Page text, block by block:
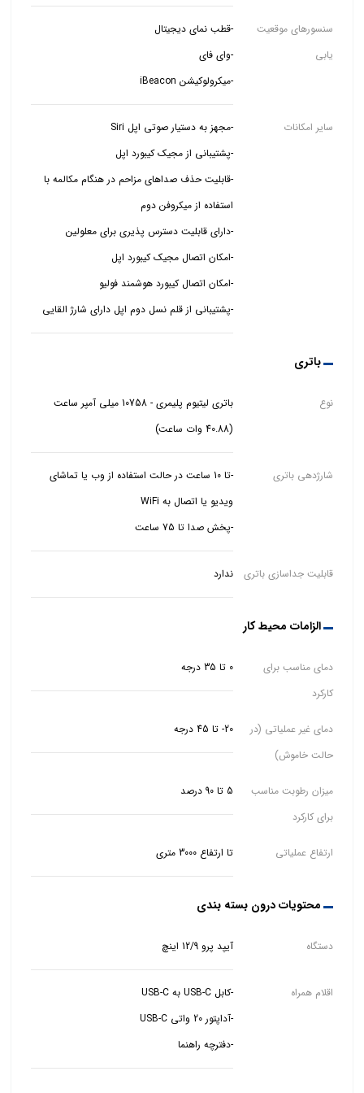
سنسورهای موقعیت
یابی
-وای فای
-میکرولوکیشن iBeacon
سایر امکانات
-قابلیت حذف صداهای مزاحم در هنگام مکالمه با
استفاده از میکروفن دوم
-دارای قابلیت دسترس پذیری برای معلولین
-پشتیبانی از قلم نسل دوم اپل دارای شارژ القایی
باتری
نوع
باتری لیتیوم پلیمری - 10758 میلی آمپر ساعت
(40.88 وات ساعت)
شارژدهی باتری
-تا 10 ساعت در حالت استفاده از وب یا تماشای
ویدیو یا اتصال به WiFi
-پخش صدا تا 75 ساعت
قابلیت جداسازی باتری ندارد
الزامات محیط کار
دمای مناسب برای
کارکرد
0 تا 35 درجه
دمای غیر عملیاتی (در
حالت خاموش)
20- تا 45 درجه
میزان رطوبت مناسب
برای کارکرد
5 تا 90 درصد
ارتفاع عملیاتی تا ارتفاع 3000 متری
محتویات درون بسته بندی
دستگاه آیپد پرو 12/9 اینچ
اقلام همراه
-کابل USB-C به USB-C
-آداپتور 20 واتی USB-C
-دفترچه راهنما